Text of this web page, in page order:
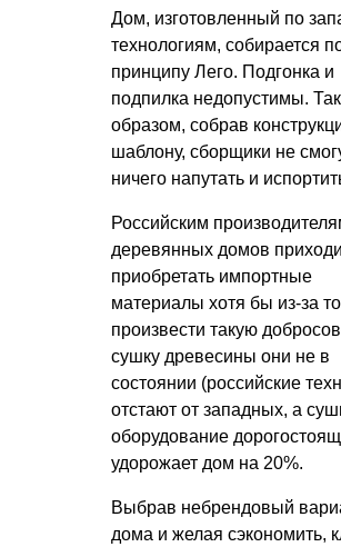
Дом, изготовленный по
технологиям, собирается
принципу Лего. Подгонка и
подпилка недопустимы.
образом, собрав
шаблону, сборщики не
ничего напутать и
Российским
деревянных домов
приобретать импортные
материалы хотя бы из-за
произвести такую
сушку древесины они не в
состоянии (российские
отстают от западных, а
оборудование
удорожает дом на 20%.
Выбрав небрендовый
дома и желая сэкономить,